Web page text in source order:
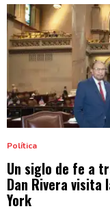
Política
Un siglo de fe a
Dan Rivera visita
York